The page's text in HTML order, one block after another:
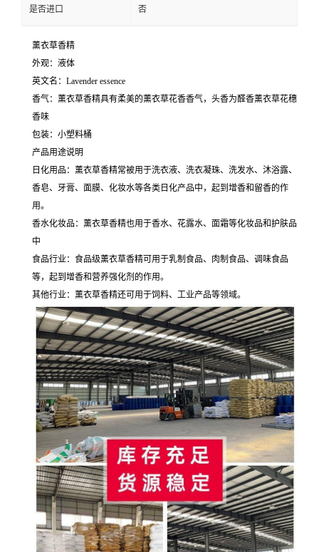
是否进口 否
薰衣草香精
外观：液体
英文名：Lavender essence
香气：薰衣草香精具有柔美的薰衣草花香香气，头香为醛香薰衣草花穗
香味
包装：小塑料桶
产品用途说明
日化用品：薰衣草香精常被用于洗衣液、洗衣凝珠、洗发水、沐浴露、
香皂、牙膏、面膜、化妆水等各类日化产品中，起到增香和留香的作
用。
香水化妆品：薰衣草香精也用于香水、花露水、面霜等化妆品和护肤品
中
食品行业：食品级薰衣草香精可用于乳制食品、肉制食品、调味食品
等，起到增香和营养强化剂的作用。
其他行业：薰衣草香精还可用于饲料、工业产品等领域。